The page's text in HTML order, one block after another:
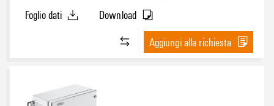
acciaio inossidabile 1.4404 (316L), lucidatura elettrochimica, argento
Foglio dati
Download
Aggiungi alla richiesta